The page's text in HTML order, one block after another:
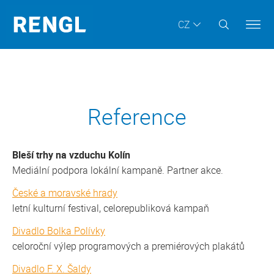
CZ
Reference
Bleší trhy na vzduchu Kolín
Mediální podpora lokální kampaně. Partner akce.
České a moravské hrady
letní kulturní festival, celorepubliková kampaň
Divadlo Bolka Polívky
celoroční výlep programových a premiérových plakátů
Divadlo F. X. Šaldy